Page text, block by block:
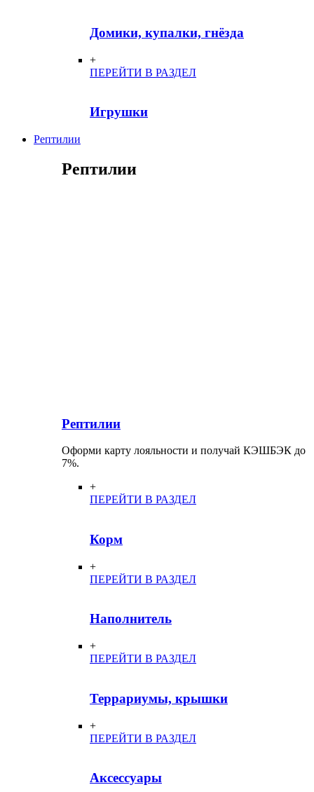
Домики, купалки, гнёзда
+
ПЕРЕЙТИ В РАЗДЕЛ
Игрушки
Рептилии
Рептилии
Рептилии
Оформи карту лояльности и получай КЭШБЭК до
7%.
+
ПЕРЕЙТИ В РАЗДЕЛ
Корм
+
ПЕРЕЙТИ В РАЗДЕЛ
Наполнитель
+
ПЕРЕЙТИ В РАЗДЕЛ
Террариумы, крышки
+
ПЕРЕЙТИ В РАЗДЕЛ
Аксессуары